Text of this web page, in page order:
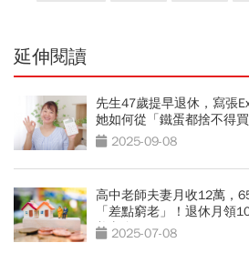
延伸閱讀
先生47歲提早退休，寫張
她如何從「鐵蛋都捨不得
2025-09-08
高中老師夫妻月收12萬，
「差點窮老」！退休月領
養老金」
2025-07-08